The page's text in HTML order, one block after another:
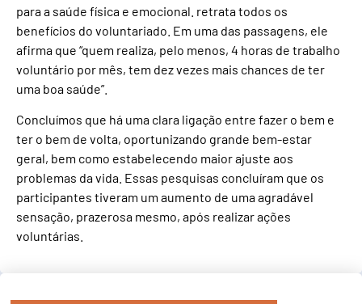
para a saúde física e emocional. retrata todos os
benefícios do voluntariado. Em uma das passagens, ele
afirma que “quem realiza, pelo menos, 4 horas de trabalho
voluntário por mês, tem dez vezes mais chances de ter
uma boa saúde”.
Concluímos que há uma clara ligação entre fazer o bem e
ter o bem de volta, oportunizando grande bem-estar
geral, bem como estabelecendo maior ajuste aos
problemas da vida. Essas pesquisas concluíram que os
participantes tiveram um aumento de uma agradável
sensação, prazerosa mesmo, após realizar ações
voluntárias.